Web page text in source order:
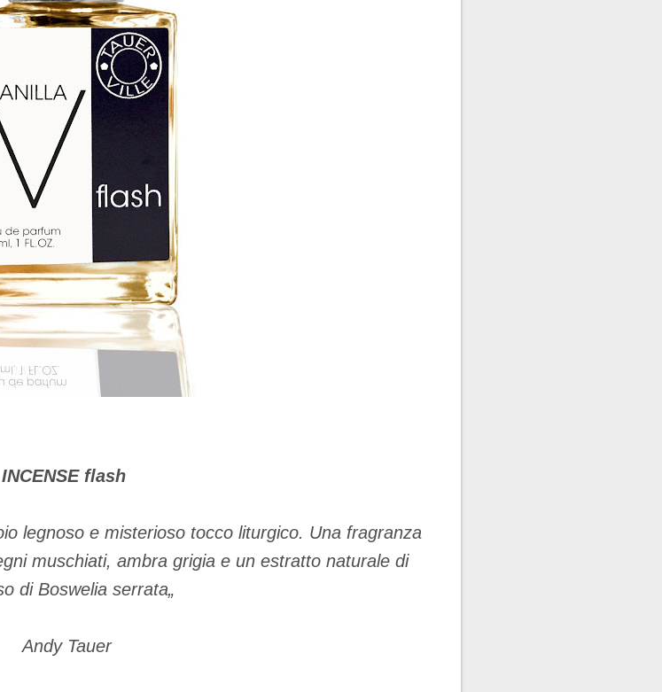
INCENSE flash
legnoso e misterioso tocco liturgico. Una fragranza
muschiati, ambra grigia e un estratto naturale di
di Boswelia serrata„
Andy Tauer